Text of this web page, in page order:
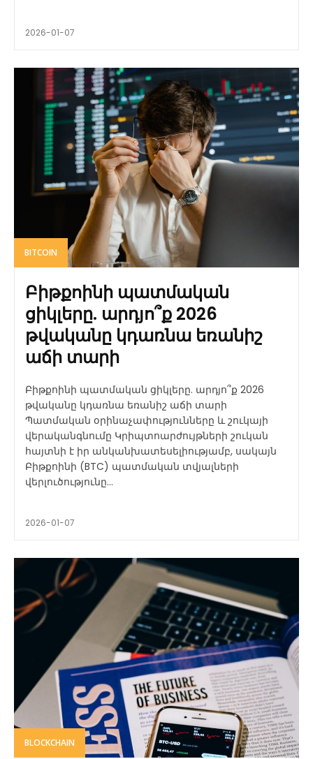
2026-01-07
BITCOIN
Բիթքոինի պատմական
ցիկլերը. արդյո՞ք 2026
թվականը կդառնա եռանիշ
աճի տարի
Բիթքոինի պատմական ցիկլերը. արդյո՞ք 2026
թվականը կդառնա եռանիշ աճի տարի
Պատմական օրինաչափությունները և շուկայի
վերականգնումը Կրիպտոարժույթների շուկան
հայտնի է իր անկանխատեսելիությամբ, սակայն
Բիթքոինի (BTC) պատմական տվյալների
վերլուծությունը...
2026-01-07
BLOCKCHAIN